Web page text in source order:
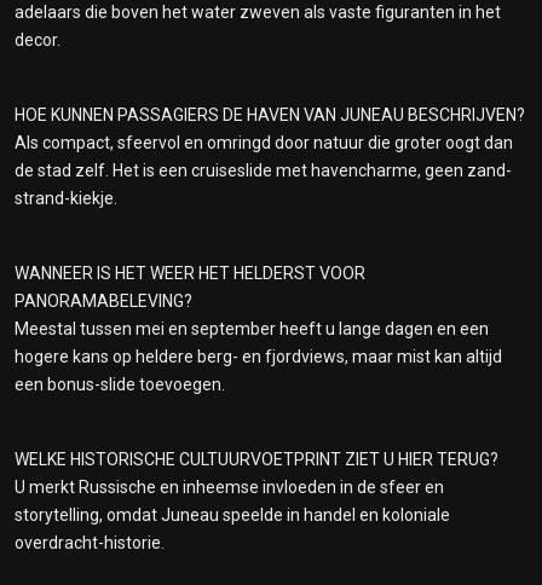
adelaars die boven het water zweven als vaste figuranten in het
decor.
HOE KUNNEN PASSAGIERS DE HAVEN VAN JUNEAU BESCHRIJVEN?
Als compact, sfeervol en omringd door natuur die groter oogt dan
de stad zelf. Het is een cruise­slide met haven­charme, geen zand­
strand-kiekje.
WANNEER IS HET WEER HET HELDERST VOOR
PANORAMABELEVING?
Meestal tussen mei en september heeft u lange dagen en een
hogere kans op heldere berg- en fjordviews, maar mist kan altijd
een bonus-slide toevoegen.
WELKE HISTORISCHE CULTUURVOETPRINT ZIET U HIER TERUG?
U merkt Russische en inheemse invloeden in de sfeer en
storytelling, omdat Juneau speelde in handel en koloniale
overdracht-historie.